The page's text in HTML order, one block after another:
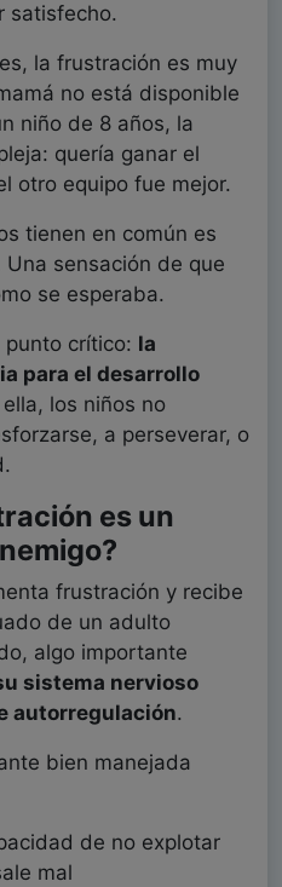
satisfecho.
la frustración es muy
no está disponible
niño de 8 años, la
quería ganar el
otro equipo fue mejor.
tienen en común es
sensación de que
se esperaba.
crítico: la
para el desarrollo
ella, los niños no
a perseverar, o
es un
frustración y recibe
de un adulto
algo importante
sistema nervioso
autorregulación.
bien manejada
de no explotar
mal